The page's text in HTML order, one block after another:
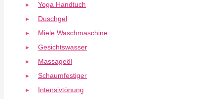
Yoga Handtuch
Duschgel
Miele Waschmaschine
Gesichtswasser
Massageöl
Schaumfestiger
Intensivtönung